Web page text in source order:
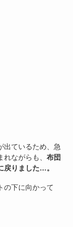
出ているため、急
ながらも、 布団
戻りました…。
の下に向かって